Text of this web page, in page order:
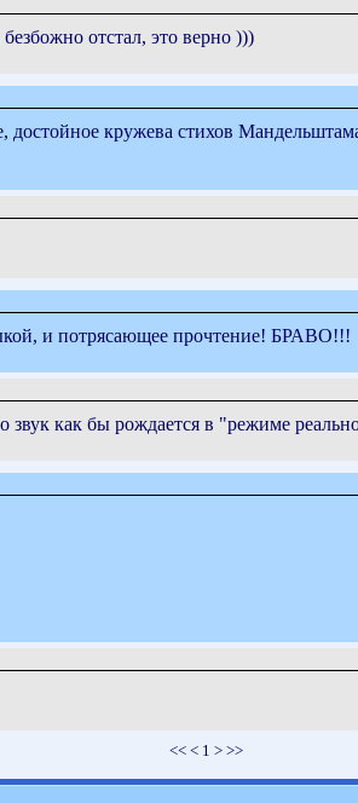
отстал, это верно )))
достойное кружева стихов
и потрясающее прочтение! БРАВО!!!
как бы рождается в "режиме
<< < 1 > >>